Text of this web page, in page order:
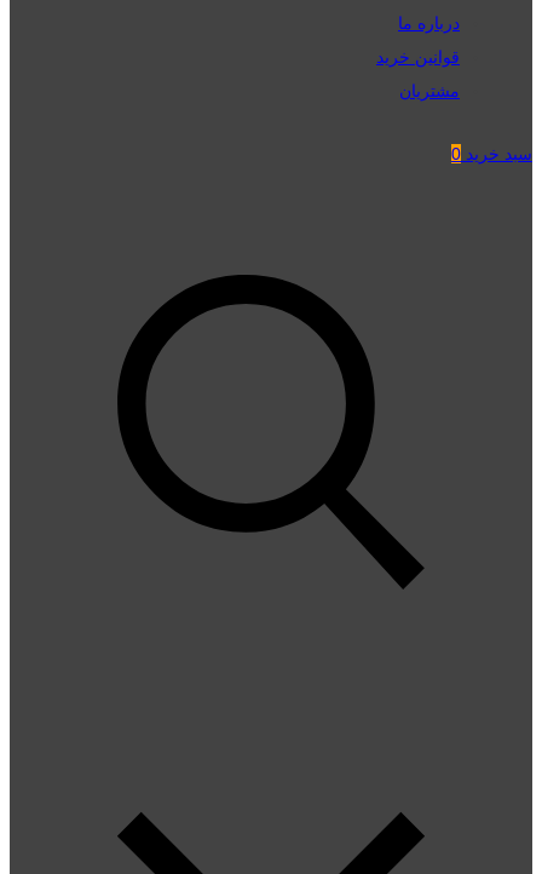
درباره ما
قوانین خرید
مشتریان
سبد خرید 0